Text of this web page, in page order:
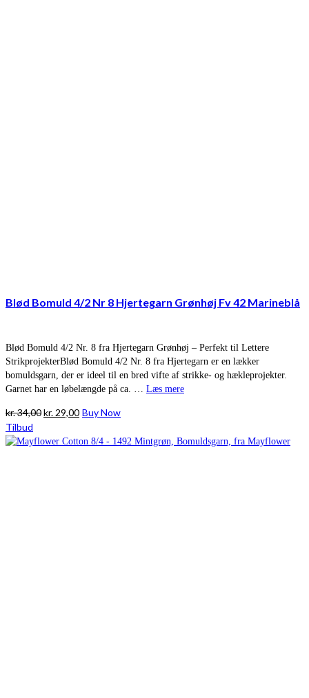
Blød Bomuld 4/2 Nr 8 Hjertegarn Grønhøj Fv 42 Marineblå
Blød Bomuld 4/2 Nr. 8 fra Hjertegarn Grønhøj – Perfekt til Lettere
StrikprojekterBlød Bomuld 4/2 Nr. 8 fra Hjertegarn er en lækker
bomuldsgarn, der er ideel til en bred vifte af strikke- og hækleprojekter.
Garnet har en løbelængde på ca. … Læs mere
kr.34,00Den
pris
kr.29,00Den
pris
Buy Now
Tilbud